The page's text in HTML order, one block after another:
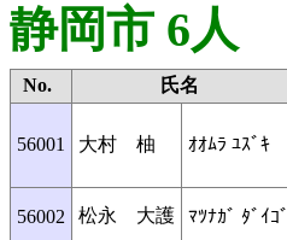
静岡市 6人
No. 氏名
56001 大村 柚 ｵｵﾑﾗ ﾕｽﾞｷ
56002 松永 大護 ﾏﾂﾅｶﾞ ﾀﾞｲｺﾞ